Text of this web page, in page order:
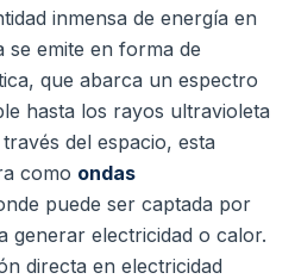
inmensa de energía en
se emite en forma de
que abarca un espectro
hasta los rayos ultravioleta
del espacio, esta
como ondas
puede ser captada por
generar electricidad o calor.
directa en electricidad